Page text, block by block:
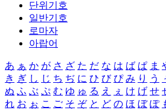
단위기호
일반기호
로마자
아랍어
あ ぁ か が さ ざ た だ な は ば ぱ ま
き ぎ し じ ち ぢ に ひ び ぴ み り う
ぬ ふ ぶ ぷ む ゆ ゅ る え ぇ け げ せ
れ お ぉ こ ご そ ぞ と ど の ほ ぼ ぽ